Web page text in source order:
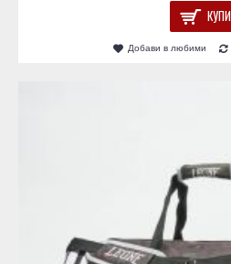
КУПИ
Добави в любими